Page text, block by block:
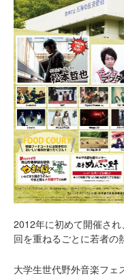
2012年に初めて開催され、
回を重ねるごとに若者の
大学生世代野外音楽フェ